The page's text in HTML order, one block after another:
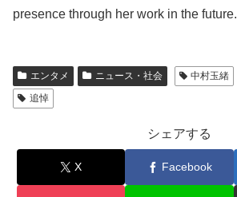
presence through her work in the future.
エンタメ ニュース・社会 中村玉緒
追悼
シェアする
X Facebook